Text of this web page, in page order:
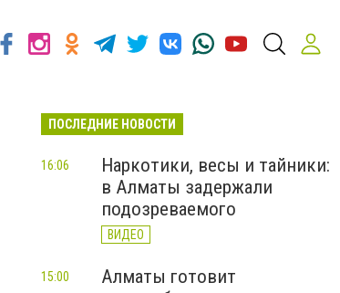
ПОСЛЕДНИЕ НОВОСТИ
Наркотики, весы и тайники:
в Алматы задержали
подозреваемого
ВИДЕО
16:06
Алматы готовит
15:00